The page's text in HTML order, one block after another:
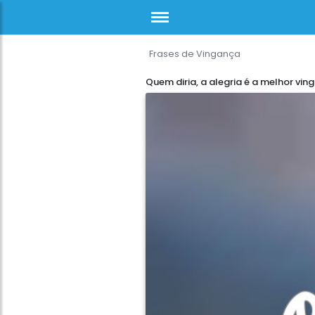
Frases de Vingança
Quem diria, a alegria é a melhor